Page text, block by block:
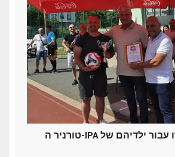
טורניר ה-IPA גייס 19,440 אירו עבור ילדיהם של